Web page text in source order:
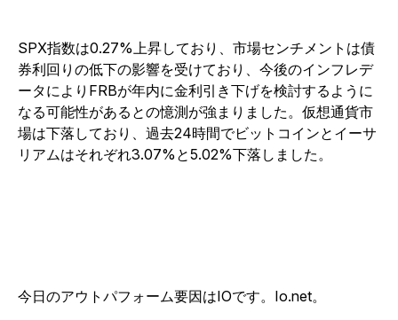
SPX指数は0.27%上昇しており、市場センチメントは債
券利回りの低下の影響を受けており、今後のインフレデ
ータによりFRBが年内に金利引き下げを検討するように
なる可能性があるとの憶測が強まりました。仮想通貨市
場は下落しており、過去24時間でビットコインとイーサ
リアムはそれぞれ3.07%と5.02%下落しました。
今日のアウトパフォーム要因はIOです。Io.net。